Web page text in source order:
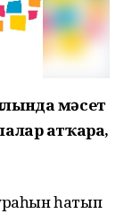
мәсет
атҡара,
һатып